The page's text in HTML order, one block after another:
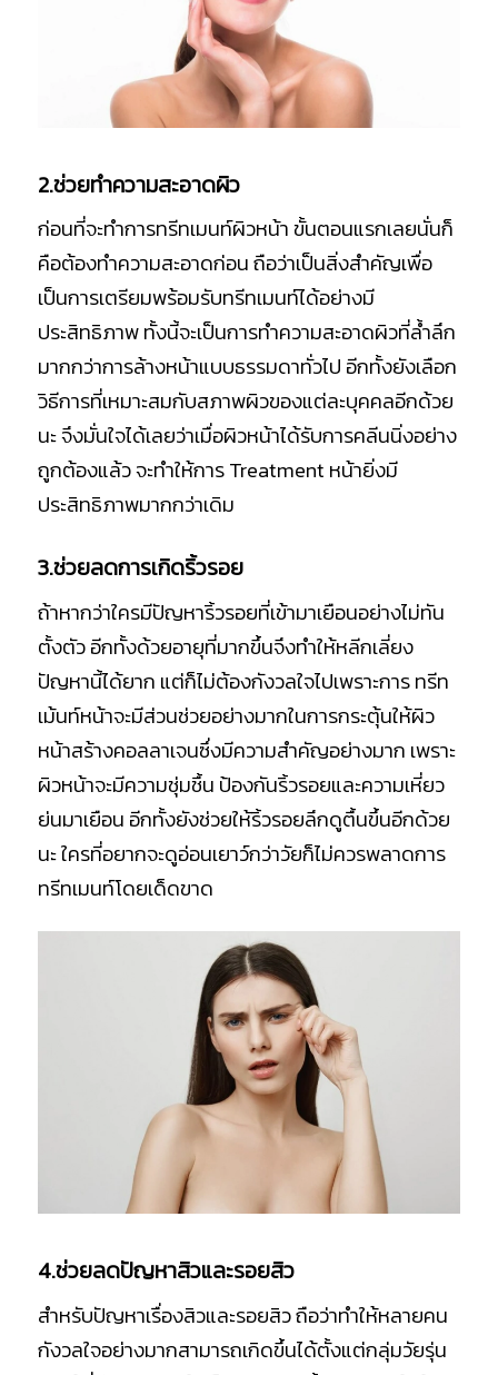
2.ช่วยทำความสะอาดผิว
ก่อนที่จะทำการทรีทเมนท์ผิวหน้า ขั้นตอนแรกเลยนั่นก็
คือต้องทำความสะอาดก่อน ถือว่าเป็นสิ่งสำคัญเพื่อ
เป็นการเตรียมพร้อมรับทรีทเมนท์ได้อย่างมี
ประสิทธิภาพ ทั้งนี้จะเป็นการทำความสะอาดผิวที่ล้ำลึก
มากกว่าการล้างหน้าแบบธรรมดาทั่วไป อีกทั้งยังเลือก
วิธีการที่เหมาะสมกับสภาพผิวของแต่ละบุคคลอีกด้วย
นะ จึงมั่นใจได้เลยว่าเมื่อผิวหน้าได้รับการคลีนนิ่งอย่าง
ถูกต้องแล้ว จะทำให้การ Treatment หน้ายิ่งมี
ประสิทธิภาพมากกว่าเดิม
3.ช่วยลดการเกิดริ้วรอย
ถ้าหากว่าใครมีปัญหาริ้วรอยที่เข้ามาเยือนอย่างไม่ทัน
ตั้งตัว อีกทั้งด้วยอายุที่มากขึ้นจึงทำให้หลีกเลี่ยง
ปัญหานี้ได้ยาก แต่ก็ไม่ต้องกังวลใจไปเพราะการ ทรีท
เม้นท์หน้าจะมีส่วนช่วยอย่างมากในการกระตุ้นให้ผิว
หน้าสร้างคอลลาเจนซึ่งมีความสำคัญอย่างมาก เพราะ
ผิวหน้าจะมีความชุ่มชื้น ป้องกันริ้วรอยและความเหี่ยว
ย่นมาเยือน อีกทั้งยังช่วยให้ริ้วรอยลึกดูตื้นขึ้นอีกด้วย
นะ ใครที่อยากจะดูอ่อนเยาว์กว่าวัยก็ไม่ควรพลาดการ
ทรีทเมนท์โดยเด็ดขาด
4.ช่วยลดปัญหาสิวและรอยสิว
สำหรับปัญหาเรื่องสิวและรอยสิว ถือว่าทำให้หลายคน
กังวลใจอย่างมากสามารถเกิดขึ้นได้ตั้งแต่กลุ่มวัยรุ่น